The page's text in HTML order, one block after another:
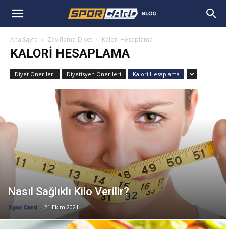
Ana Sayfa Zayıflama-Diyet Kalori Hesaplama
KALORI HESAPLAMA
Diyet Önerileri Diyetisyen Önerileri Kalori Hesaplama
Nasıl Sağlıklı Kilo Verilir?
Spor Card - 21 Ekim 2021